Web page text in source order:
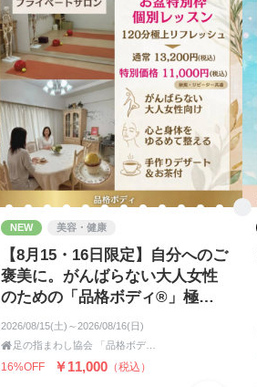
NEW 美容・健康
【8月15・16日限定】自分へのご
褒美に。がんばらない大人女性
のための「品格ボディ®」極上
プライベートレッスン120分（心
整うカフェタイム＆手作りデザ
ート付）
2026/08/15(土)～2026/08/16(日)

16%OFF ￥11,000 （税込）